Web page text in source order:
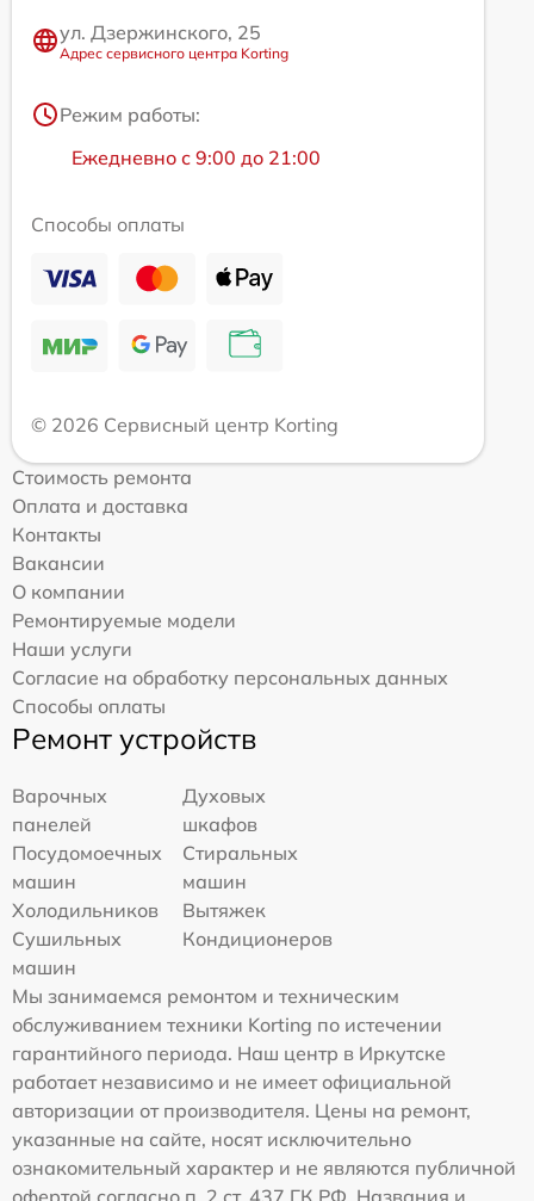
ул. Дзержинского, 25
Адрес сервисного центра Korting
Режим работы:
Ежедневно с 9:00 до 21:00
Способы оплаты
© 2026 Сервисный центр Korting
Стоимость ремонта
Оплата и доставка
Контакты
Вакансии
О компании
Ремонтируемые модели
Наши услуги
Согласие на обработку персональных данных
Способы оплаты
Ремонт устройств
Варочных
панелей
Духовых
шкафов
Посудомоечных
машин
Стиральных
машин
Холодильников
Вытяжек
Сушильных
машин
Кондиционеров
Мы занимаемся ремонтом и техническим
обслуживанием техники Korting по истечении
гарантийного периода. Наш центр в Иркутске
работает независимо и не имеет официальной
авторизации от производителя. Цены на ремонт,
указанные на сайте, носят исключительно
ознакомительный характер и не являются публичной
офертой согласно п. 2 ст. 437 ГК РФ. Названия и